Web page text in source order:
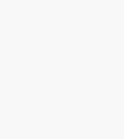
V boji proti škůdcům
namísto chemie. O opylení
do předních obchodních
farma na všechny své
KLASA a stala se také
rajčat beze zbytků
vytváří celoroční
místní občany, její součástí je
skleník, kde se mohou
farmě zdarma seznámit s